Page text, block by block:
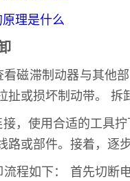
理是什么
磁滞制动器与其他
扯或损坏制动带。 拆
，使用合适的工具
路或部件。接着，逐
程如下： 首先切断